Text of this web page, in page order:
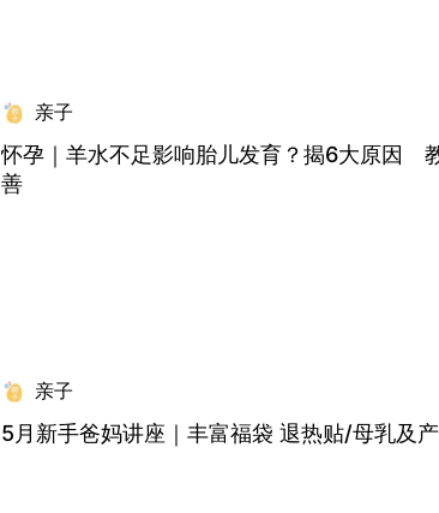
亲子
怀孕｜羊水不足影响胎儿发育？揭6大原因
善
亲子
5月新手爸妈讲座｜丰富福袋 退热贴/母乳及